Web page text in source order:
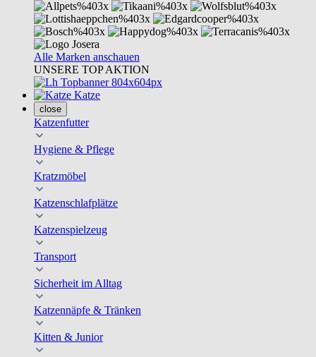
Alle Marken anschauen
UNSERE TOP AKTION
Katze
close
Katzenfutter
Hygiene & Pflege
Kratzmöbel
Katzenschlafplätze
Katzenspielzeug
Transport
Sicherheit im Alltag
Katzennäpfe & Tränken
Kitten & Junior